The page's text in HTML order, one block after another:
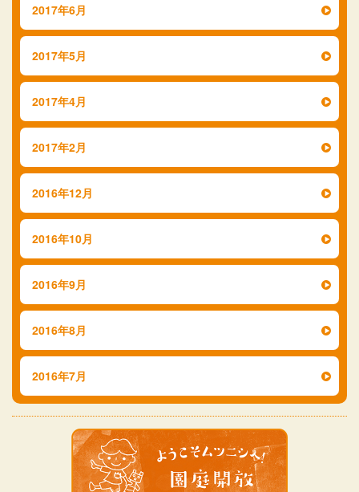
2017年6月
2017年5月
2017年4月
2017年2月
2016年12月
2016年10月
2016年9月
2016年8月
2016年7月